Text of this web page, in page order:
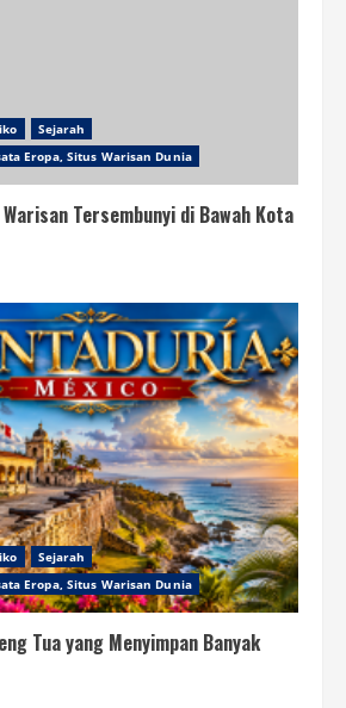
Sejarah
Eropa, Situs Warisan Dunia
Tersembunyi di Bawah Kota
Sejarah
Eropa, Situs Warisan Dunia
Tua yang Menyimpan Banyak